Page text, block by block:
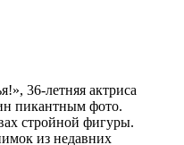
36-летняя актриса
пикантным фото.
стройной фигуры.
из недавних